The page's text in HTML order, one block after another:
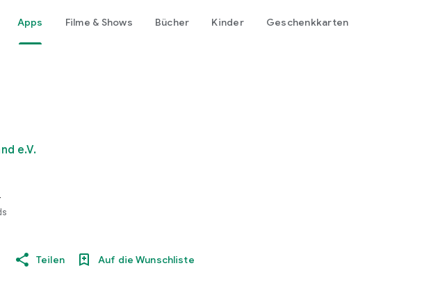
Apps Filme & Shows Bücher Kinder Geschenkkarten
e.V.
Teilen Auf die Wunschliste